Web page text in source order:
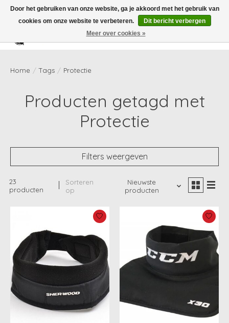
Verlanglijst
Home / Tags / Protectie
Producten getagd met
Protectie
Filters weergeven
23
producten
Sorteren
op
Nieuwste
producten
Door het gebruiken van onze website, ga je akkoord met het gebruik van
cookies om onze website te verbeteren.
Dit bericht verbergen
Meer over cookies »